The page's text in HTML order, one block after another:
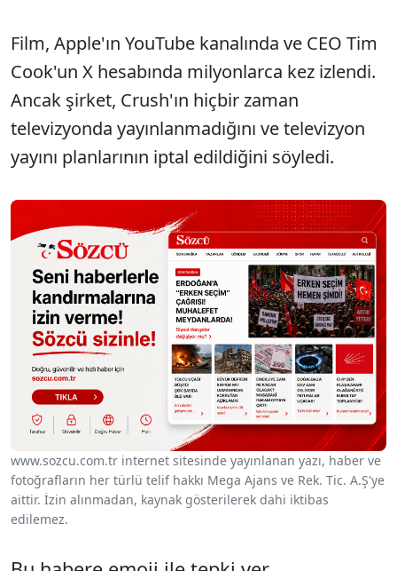
Film, Apple'ın YouTube kanalında ve CEO Tim
Cook'un X hesabında milyonlarca kez izlendi.
Ancak şirket, Crush'ın hiçbir zaman
televizyonda yayınlanmadığını ve televizyon
yayını planlarının iptal edildiğini söyledi.
www.sozcu.com.tr internet sitesinde yayınlanan yazı, haber ve
fotoğrafların her türlü telif hakkı Mega Ajans ve Rek. Tic. A.Ş'ye
aittir. İzin alınmadan, kaynak gösterilerek dahi iktibas
edilemez.